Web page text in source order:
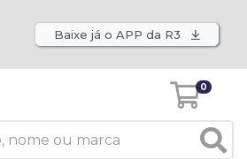
Baixe já o APP da R3
0